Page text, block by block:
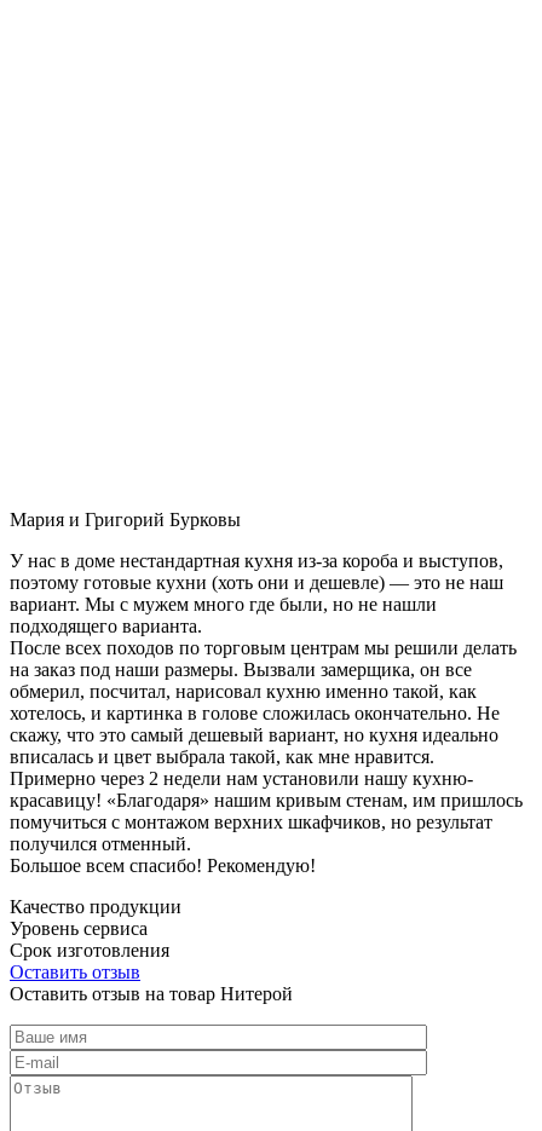
Мария и Григорий Бурковы
У нас в доме нестандартная кухня из-за короба и выступов,
поэтому готовые кухни (хоть они и дешевле) — это не наш
вариант. Мы с мужем много где были, но не нашли
подходящего варианта.
После всех походов по торговым центрам мы решили делать
на заказ под наши размеры. Вызвали замерщика, он все
обмерил, посчитал, нарисовал кухню именно такой, как
хотелось, и картинка в голове сложилась окончательно. Не
скажу, что это самый дешевый вариант, но кухня идеально
вписалась и цвет выбрала такой, как мне нравится.
Примерно через 2 недели нам установили нашу кухню-
красавицу! «Благодаря» нашим кривым стенам, им пришлось
помучиться с монтажом верхних шкафчиков, но результат
получился отменный.
Большое всем спасибо! Рекомендую!
Качество продукции
Уровень сервиса
Срок изготовления
Оставить отзыв
Оставить отзыв на товар Нитерой